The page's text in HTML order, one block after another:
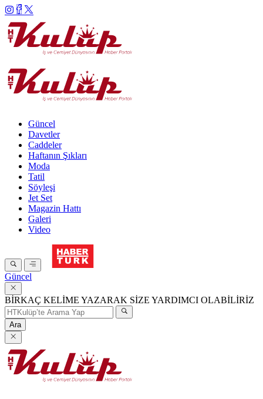
Güncel
Davetler
Caddeler
Haftanın Şıkları
Moda
Tatil
Söyleşi
Jet Set
Magazin Hattı
Galeri
Video
Güncel
BİRKAÇ KELİME YAZARAK SİZE YARDIMCI OLABİLİRİZ
Ara